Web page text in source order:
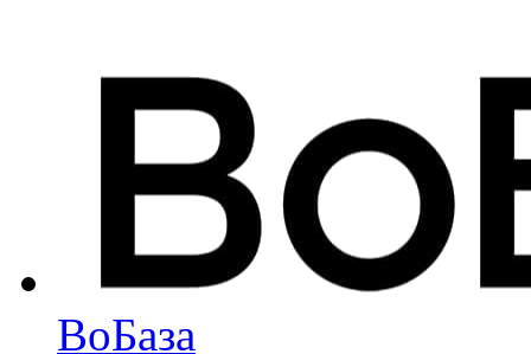
ВоБаза